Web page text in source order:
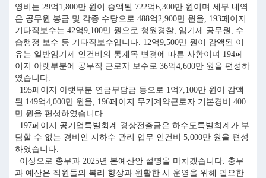
영비는 29억1,800만 원이 증액된 722억6,300만 원이며 세부 내역
은 공무원 봉급 및 각종 수당으로 488억2,900만 원을, 193페이지
기타직보수는 42억9,100만 원으로 청원경찰, 임기제 공무원, 수
습행정 보수 등 기타직보수입니다. 12억9,500만 원이 감액된 이
유는 일반임기제 인건비의 통계목 변경에 따른 사항이며 194페
이지 아랫부분에 공무직 근로자 보수로 36억4,600만 원을 편성하
였습니다.
195페이지 아랫부분 연금부담금 등으로 1억7,100만 원이 감액
된 149억4,000만 원을, 196페이지 무기계약근로자 기본경비 400
만 원을 편성하였습니다.
197페이지 공기업특별회계 경상전출금은 하수도특별회계가 부
담할 수 없는 경비인 지하수 관리 업무 인건비 5,000만 원을 편성
하였습니다.
이상으로 총무과 2025년 본예산안 설명을 마치겠습니다. 충무
과 예산은 직원들의 복리 향상과 원활한 시 운영을 위해 필요한